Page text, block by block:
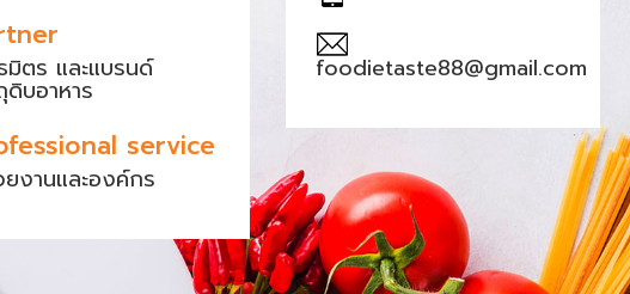
ตร และแบรนด์
บอาหาร
service
งานและองค์กร
foodietaste88@gmail.com